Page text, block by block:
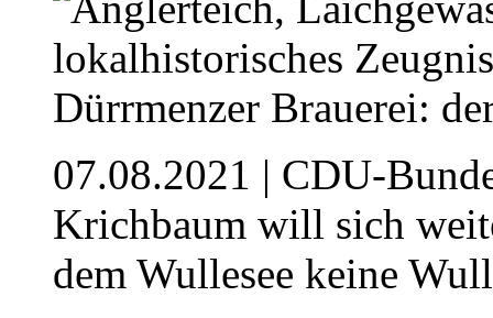
07.08.2021 | CDU-
Krichbaum will sich
dem Wullesee keine